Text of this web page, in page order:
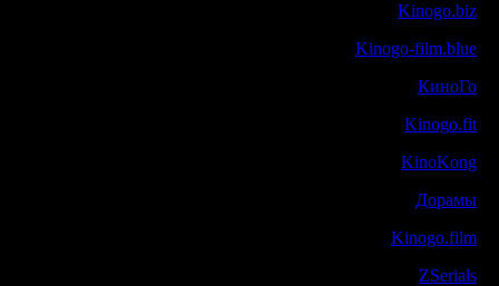
Kinogo.biz
Kinogo-film.blue
КиноГо
Kinogo.fit
KinoKong
Дорамы
Kinogo.film
ZSerials